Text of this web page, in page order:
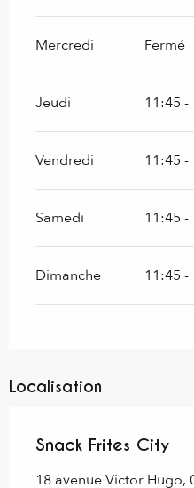
Mercredi Fermé
Jeudi 11:45 -
Vendredi 11:45 -
Samedi 11:45 -
Dimanche 11:45 -
Localisation
Snack Frites City
18 avenue Victor Hugo,